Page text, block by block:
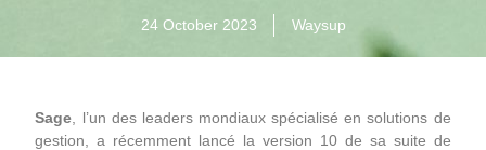
24 October 2023 Waysup
Sage , l’un des leaders mondiaux spécialisé en solutions de
gestion, a récemment lancé la version 10 de sa suite de